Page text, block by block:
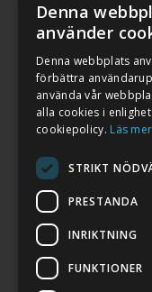
2026. ALL RIGHTS RESERVED.
POWERED BY EMPORI CMS
Denna
använder
Denna webbplats
förbättra
använda vår
alla cookies i
cookiepolicy. Läs mer
STRIKT
PRESTANDA
INRIKTNING
FUNKTIONER